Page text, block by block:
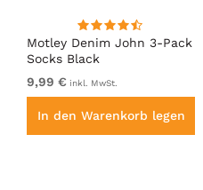
Motley Denim John 3-Pack
Socks Black
9,99 € inkl. MwSt.
In den Warenkorb legen